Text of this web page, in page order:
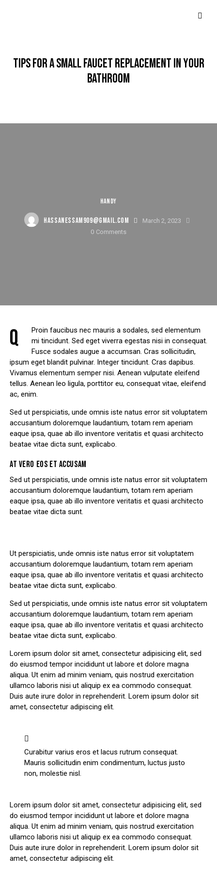
TIPS FOR A SMALL FAUCET REPLACEMENT IN YOUR
BATHROOM
HANDY
HASSANESSAM909@GMAIL.COM
March 2, 2023
0 Comments
Q
Proin faucibus nec mauris a sodales, sed elementum
mi tincidunt. Sed eget viverra egestas nisi in consequat.
Fusce sodales augue a accumsan. Cras sollicitudin,
ipsum eget blandit pulvinar. Integer tincidunt. Cras dapibus.
Vivamus elementum semper nisi. Aenean vulputate eleifend
tellus. Aenean leo ligula, porttitor eu, consequat vitae, eleifend
ac, enim.
Sed ut perspiciatis, unde omnis iste natus error sit voluptatem
accusantium doloremque laudantium, totam rem aperiam
eaque ipsa, quae ab illo inventore veritatis et quasi architecto
beatae vitae dicta sunt, explicabo.
AT VERO EOS ET ACCUSAM
Sed ut perspiciatis, unde omnis iste natus error sit voluptatem
accusantium doloremque laudantium, totam rem aperiam
eaque ipsa, quae ab illo inventore veritatis et quasi architecto
beatae vitae dicta sunt.
Ut perspiciatis, unde omnis iste natus error sit voluptatem
accusantium doloremque laudantium, totam rem aperiam
eaque ipsa, quae ab illo inventore veritatis et quasi architecto
beatae vitae dicta sunt, explicabo.
Sed ut perspiciatis, unde omnis iste natus error sit voluptatem
accusantium doloremque laudantium, totam rem aperiam
eaque ipsa, quae ab illo inventore veritatis et quasi architecto
beatae vitae dicta sunt, explicabo.
Lorem ipsum dolor sit amet, consectetur adipisicing elit, sed
do eiusmod tempor incididunt ut labore et dolore magna
aliqua. Ut enim ad minim veniam, quis nostrud exercitation
ullamco laboris nisi ut aliquip ex ea commodo consequat.
Duis aute irure dolor in reprehenderit. Lorem ipsum dolor sit
amet, consectetur adipiscing elit.
Curabitur varius eros et lacus rutrum consequat.
Mauris sollicitudin enim condimentum, luctus justo
non, molestie nisl.
Lorem ipsum dolor sit amet, consectetur adipisicing elit, sed
do eiusmod tempor incididunt ut labore et dolore magna
aliqua. Ut enim ad minim veniam, quis nostrud exercitation
ullamco laboris nisi ut aliquip ex ea commodo consequat.
Duis aute irure dolor in reprehenderit. Lorem ipsum dolor sit
amet, consectetur adipiscing elit.